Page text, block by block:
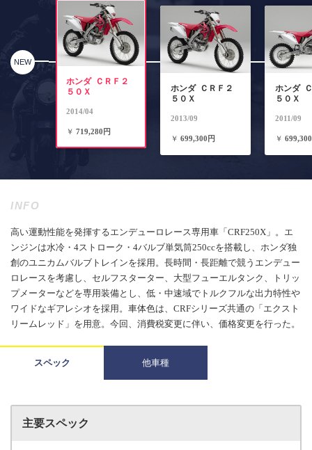
NEW
ホンダ ＣＲＦ２
５０Ｘ
2014/04
￥ 719,280円
ホンダ ＣＲＦ２
５０Ｘ
2013/09
￥ 699,300円
ホンダ
５０Ｘ
2011/09
￥
INFO
高い運動性能を発揮するエンデューロレース専用車「CRF250X」。エ
ンジンは水冷・4ストローク・4バルブ単気筒250ccを搭載し、ホンダ独
創のユニカムバルブトレインを採用。長時間・長距離で競うエンデュー
ロレースを考慮し、セルフスターター、大型フューエルタンク、トリッ
プメーターなどを専用装備とし、低・中速域でトルクフルな出力特性や
ワイドなギアレシオを採用。車体色は、CRFシリーズ共通の「エクスト
リームレッド」を用意。今回、消費税変更に伴い、価格変更を行った。
スペック 他車種
主要スペック